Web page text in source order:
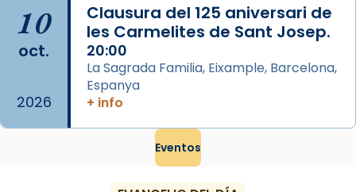
Memòria de les santes Juliana i
Semproniana, verges i màrtirs.
Acompanyant la història de sant Cugat, a
partir de l’Edat Mitjana sorgeix la tradició
Semproniana (“relatiu a Semprònia =
eterna”) són deixebles seves. I l’any 1667, el
10
oct.
2026
Clausura del 125 aniversari de
les Carmelites de Sant Josep.
20:00
La Sagrada Familia, Eixample, Barcelona,
Espanya
+ info
Eventos